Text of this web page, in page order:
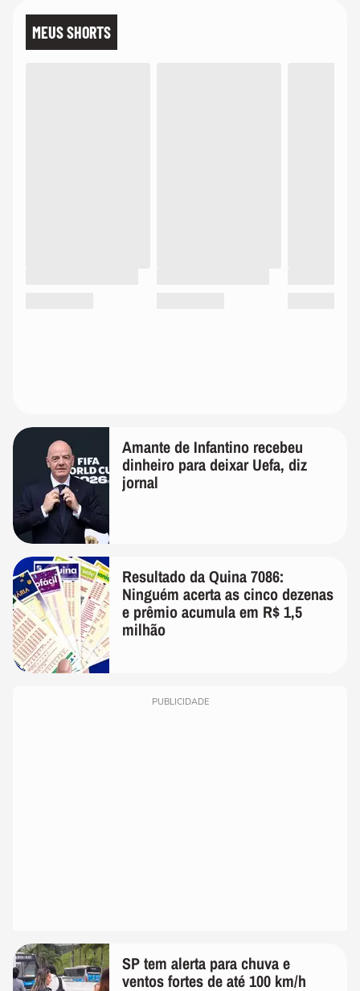
MEUS SHORTS
Amante de Infantino recebeu
dinheiro para deixar Uefa, diz
jornal
Resultado da Quina 7086:
Ninguém acerta as cinco dezenas
e prêmio acumula em R$ 1,5
milhão
PUBLICIDADE
SP tem alerta para chuva e
ventos fortes de até 100 km/h